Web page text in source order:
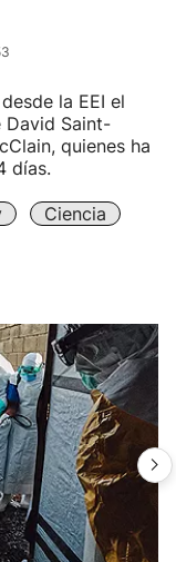
la EEI el
David Saint-
quienes ha
días.
Ciencia